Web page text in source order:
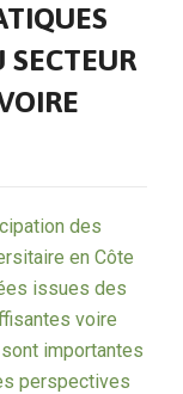
SECTEUR
des
en Côte
issues des
voire
importantes
perspectives